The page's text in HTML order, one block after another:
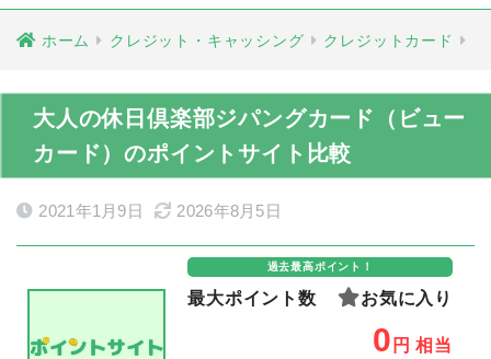
ホーム クレジット・キャッシング クレジットカード
大人の休日倶楽部ジパングカード（ビュー
カード）のポイントサイト比較
2021年1月9日 2026年8月5日
過去最高ポイント！
最大ポイント数 お気に入り
0 円 相当